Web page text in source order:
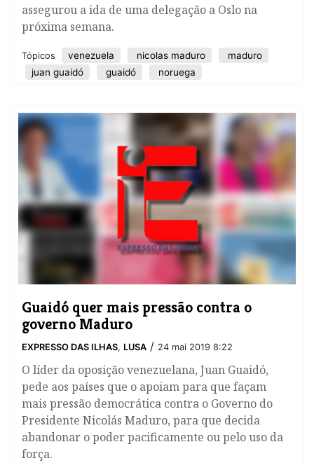
assegurou a ida de uma delegação a Oslo na
próxima semana.
Tópicos venezuela nicolas maduro
maduro
juan guaidó
guaidó noruega
Guaidó quer mais pressão contra o
governo Maduro
EXPRESSO DAS ILHAS, LUSA / 24 mai 2019 8:22
​O líder da oposição venezuelana, Juan Guaidó,
pede aos países que o apoiam para que façam
mais pressão democrática contra o Governo do
Presidente Nicolás Maduro, para que decida
abandonar o poder pacificamente ou pelo uso da
força.